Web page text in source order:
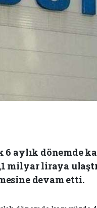
6 aylık dönemde
milyar liraya
devam etti.